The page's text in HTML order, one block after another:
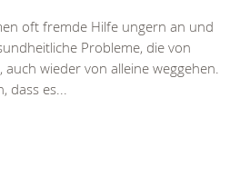
oft fremde Hilfe ungern an und
Probleme, die von
auch wieder von alleine weggehen.
dass es...